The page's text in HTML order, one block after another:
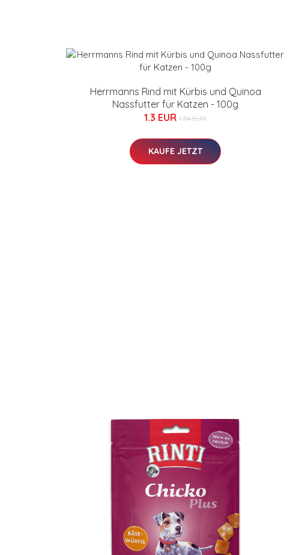
Herrmanns Rind mit Kürbis und Quinoa
Nassfutter für Katzen - 100g
1.3 EUR 1.34 EUR
KAUFE JETZT